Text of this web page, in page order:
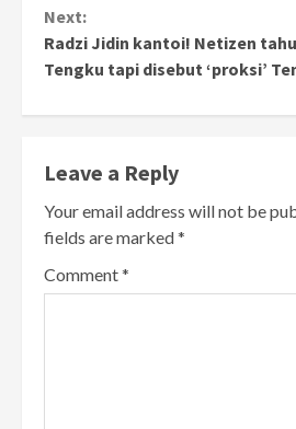
Next:
Radzi Jidin kantoi! Netizen
Tengku tapi disebut ‘proksi’
Leave a Reply
Your email address will not be
fields are marked*
Comment*